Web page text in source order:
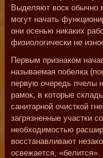
Выделяют воск обычно
могут начать
они осенью никаких
физиологически не
Первым признаком
называемая побелка
первую очередь пчелы
рамок, в которые
санитарной очисткой
загрязненные участки
необходимостью
восстанавливают
освежается,